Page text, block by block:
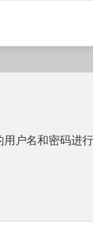
户名和密码进